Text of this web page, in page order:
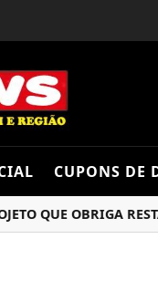
CUPONS DE
OBRIGA